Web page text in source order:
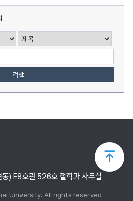
검색
) E8호관 526호 철학과 사무실
University. All rights reserved
상